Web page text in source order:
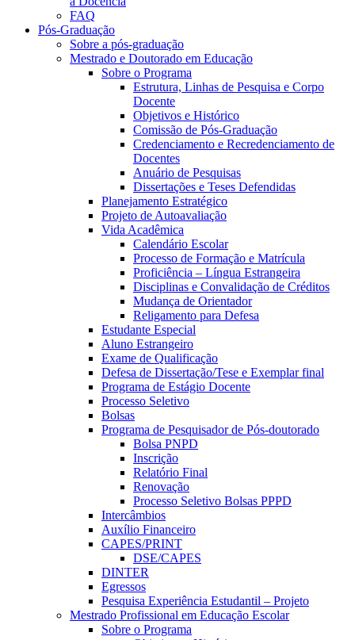
FAQ
Pós-Graduação
Sobre a pós-graduação
Mestrado e Doutorado em Educação
Sobre o Programa
Estrutura, Linhas de Pesquisa e Corpo
Docente
Objetivos e Histórico
Comissão de Pós-Graduação
Credenciamento e Recredenciamento de
Docentes
Anuário de Pesquisas
Dissertações e Teses Defendidas
Planejamento Estratégico
Projeto de Autoavaliação
Vida Acadêmica
Calendário Escolar
Processo de Formação e Matrícula
Proficiência – Língua Estrangeira
Disciplinas e Convalidação de Créditos
Mudança de Orientador
Religamento para Defesa
Estudante Especial
Aluno Estrangeiro
Exame de Qualificação
Defesa de Dissertação/Tese e Exemplar final
Programa de Estágio Docente
Processo Seletivo
Bolsas
Programa de Pesquisador de Pós-doutorado
Bolsa PNPD
Inscrição
Relatório Final
Renovação
Processo Seletivo Bolsas PPPD
Intercâmbios
Auxílio Financeiro
CAPES/PRINT
DSE/CAPES
DINTER
Egressos
Pesquisa Experiência Estudantil – Projeto
Mestrado Profissional em Educação Escolar
Sobre o Programa